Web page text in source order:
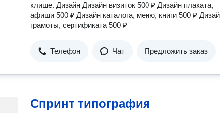
клише. Дизайн Дизайн визиток 500 ₽ Дизайн плаката,
афиши 500 ₽ Дизайн каталога, меню, книги 500 ₽
грамоты, сертификата 500 ₽
Телефон Чат Предложить заказ
Спринт типография